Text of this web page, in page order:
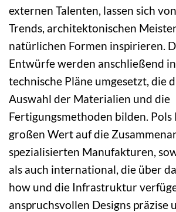
externen Talenten, lassen sich
Trends, architektonischen
natürlichen Formen inspirieren.
Entwürfe werden anschließend
technische Pläne umgesetzt, die
Auswahl der Materialien und die
Fertigungsmethoden bilden.
großen Wert auf die
spezialisierten Manufakturen,
als auch international, die über
how und die Infrastruktur
anspruchsvollen Designs präzise